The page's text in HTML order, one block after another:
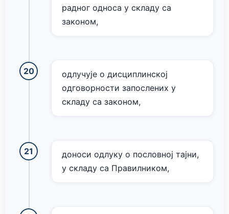
радног односа у складу са
законом,
одлучује о дисциплинској
одговорности запослених у
складу са законом,
доноси одлуку о пословној тајни,
у складу са Правилником,